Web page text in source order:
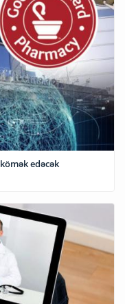
Blockchain sistemi xərçəng xəstələrinə kömək edəcək